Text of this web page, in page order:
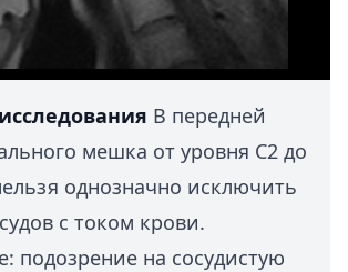
В передней
мешка от уровня С2 до
однозначно исключить
с током крови.
подозрение на сосудистую